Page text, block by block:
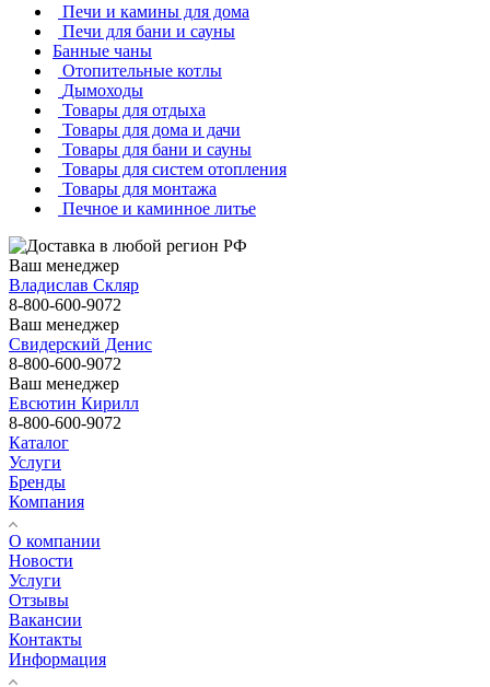
Печи и камины для дома
Печи для бани и сауны
Банные чаны
Отопительные котлы
Дымоходы
Товары для отдыха
Товары для дома и дачи
Товары для бани и сауны
Товары для систем отопления
Товары для монтажа
Печное и каминное литье
Ваш менеджер
Владислав Скляр
8-800-600-9072
Ваш менеджер
Свидерский Денис
8-800-600-9072
Ваш менеджер
Евсютин Кирилл
8-800-600-9072
Каталог
Услуги
Бренды
Компания
О компании
Новости
Услуги
Отзывы
Вакансии
Контакты
Информация